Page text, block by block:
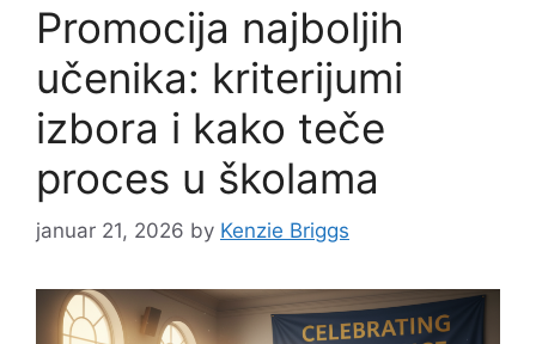
Promocija najboljih
učenika: kriterijumi
izbora i kako teče
proces u školama
januar 21, 2026 by Kenzie Briggs